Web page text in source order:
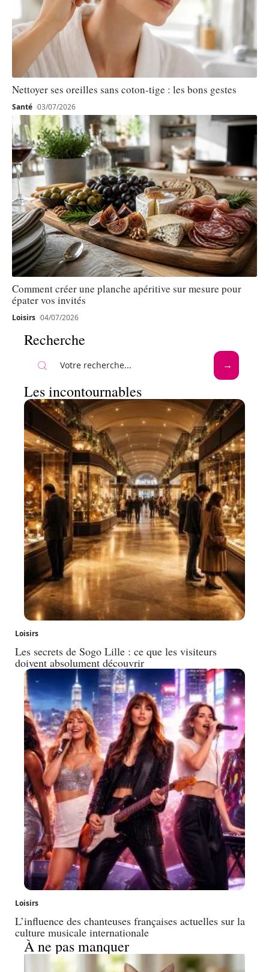
Nettoyer ses oreilles sans coton-tige : les bons gestes
Santé 03/07/2026
Comment créer une planche apéritive sur mesure pour
épater vos invités
Loisirs 04/07/2026
Recherche
Les incontournables
Loisirs
Les secrets de Sogo Lille : ce que les visiteurs
doivent absolument découvrir
Loisirs
L’influence des chanteuses françaises actuelles sur la
culture musicale internationale
À ne pas manquer